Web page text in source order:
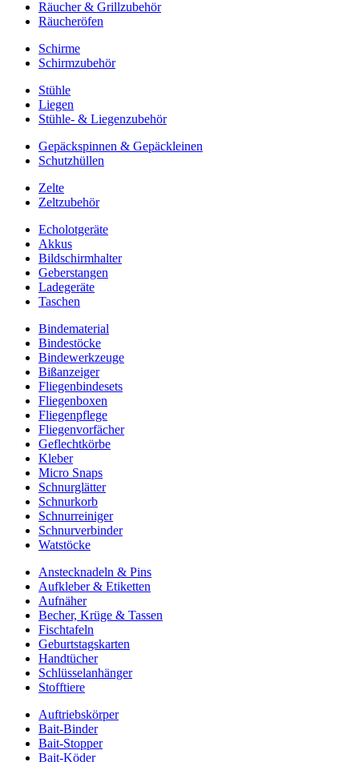
Räucher & Grillzubehör
Räucheröfen
Schirme
Schirmzubehör
Stühle
Liegen
Stühle- & Liegenzubehör
Gepäckspinnen & Gepäckleinen
Schutzhüllen
Zelte
Zeltzubehör
Echolotgeräte
Akkus
Bildschirmhalter
Geberstangen
Ladegeräte
Taschen
Bindematerial
Bindestöcke
Bindewerkzeuge
Bißanzeiger
Fliegenbindesets
Fliegenboxen
Fliegenpflege
Fliegenvorfächer
Geflechtkörbe
Kleber
Micro Snaps
Schnurglätter
Schnurkorb
Schnurreiniger
Schnurverbinder
Watstöcke
Anstecknadeln & Pins
Aufkleber & Etiketten
Aufnäher
Becher, Krüge & Tassen
Fischtafeln
Geburtstagskarten
Handtücher
Schlüsselanhänger
Stofftiere
Auftriebskörper
Bait-Binder
Bait-Stopper
Bait-Köder